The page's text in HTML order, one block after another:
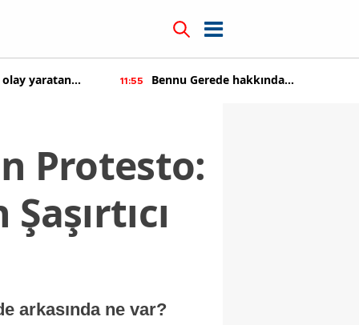
yaratan 11:55
Bennu Gerede hakkında
Protesto:
arkasında ne var?